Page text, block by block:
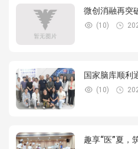
微创消融再突
(10)
国家脑库顺利
(10)
趣享“医”夏，